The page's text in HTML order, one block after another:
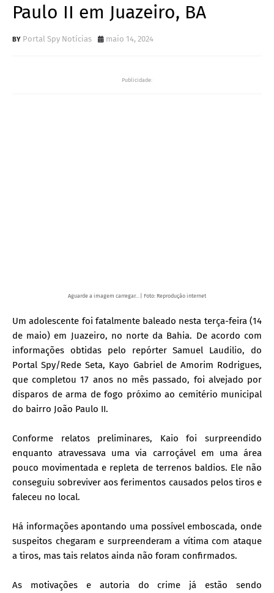
Paulo II em Juazeiro, BA
Portal Spy Notícias maio 14, 2024
Publicidade:
Aguarde a imagem carregar... | Foto: Reprodução internet
Um adolescente foi fatalmente baleado nesta terça-feira (14
de maio) em Juazeiro, no norte da Bahia. De acordo com
informações obtidas pelo repórter Samuel Laudilio, do
Portal Spy/Rede Seta, Kayo Gabriel de Amorim Rodrigues,
que completou 17 anos no mês passado, foi alvejado por
disparos de arma de fogo próximo ao cemitério municipal
do bairro João Paulo II.
Conforme relatos preliminares, Kaio foi surpreendido
enquanto atravessava uma via carroçável em uma área
pouco movimentada e repleta de terrenos baldios. Ele não
conseguiu sobreviver aos ferimentos causados pelos tiros e
faleceu no local.
Há informações apontando uma possível emboscada, onde
suspeitos chegaram e surpreenderam a vítima com ataque
a tiros, mas tais relatos ainda não foram confirmados.
As motivações e autoria do crime já estão sendo